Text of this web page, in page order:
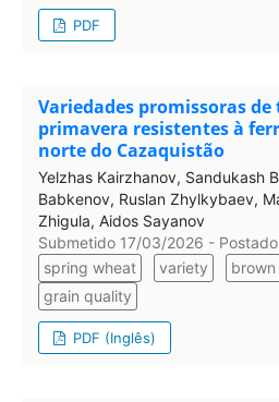
PDF
Variedades promissoras
primavera resistentes à
norte do Cazaquistão
Yelzhas Kairzhanov, Sandukash
Babkenov, Ruslan Zhylkybaev,
Zhigula, Aidos Sayanov
Submetido 17/03/2026 -
spring wheat
variety
grain quality
PDF (Inglês)